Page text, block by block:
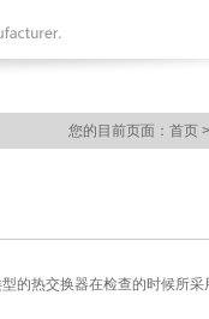
您的目前页面：首页
的热交换器在检查的时候所采